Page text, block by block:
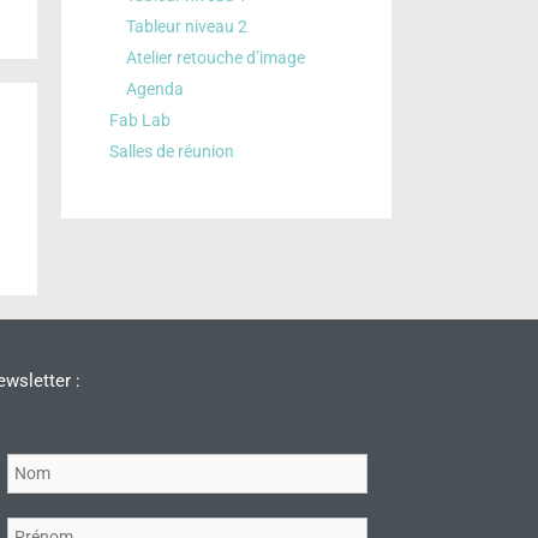
Tableur niveau 2
Atelier retouche d’image
Agenda
Fab Lab
Salles de réunion
: